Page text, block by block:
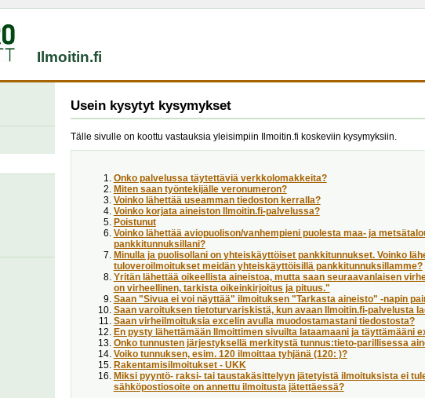
Ilmoitin.fi
Usein kysytyt kysymykset
Tälle sivulle on koottu vastauksia yleisimpiin Ilmoitin.fi koskeviin kysymyksiin.
Onko palvelussa täytettäviä verkkolomakkeita?
Miten saan työntekijälle veronumeron?
Voinko lähettää useamman tiedoston kerralla?
Voinko korjata aineiston Ilmoitin.fi-palvelussa?
Poistunut
Voinko lähettää aviopuolison/vanhempieni puolesta maa- ja
pankkitunnuksillani?
Minulla ja puolisollani on yhteiskäyttöiset pankkitunnukset. Voinko
tuloveroilmoitukset meidän yhteiskäyttöisillä pankkitunnuksillamme?
Yritän lähettää oikeellista aineistoa, mutta saan seuraavanlaisen
on virheellinen, tarkista oikeinkirjoitus ja pituus."
Saan "Sivua ei voi näyttää" ilmoituksen "Tarkasta aineisto" -napin
Saan varoituksen tietoturvariskistä, kun avaan Ilmoitin.fi-palvelusta
Saan virheilmoituksia excelin avulla muodostamastani tiedostosta?
En pysty lähettämään Ilmoittimen sivuilta lataamaani ja täyttämääni
Onko tunnusten järjestyksellä merkitystä tunnus:tieto-parillisessa
Voiko tunnuksen, esim. 120 ilmoittaa tyhjänä (120: )?
Rakentamisilmoitukset - UKK
Miksi pyyntö- raksi- tai taustakäsittelyyn jätetyistä ilmoituksista ei
sähköpostiosoite on annettu ilmoitusta jätettäessä?